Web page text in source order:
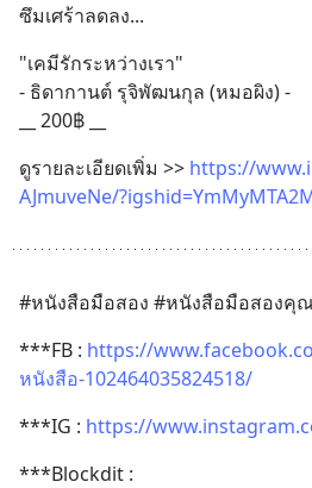
ซึมเศร้าลดลง...
"เคมีรักระหว่างเรา"
- ธิดากานต์ รุจิพัฒนกุล (หมอผิง) -
__ 200฿ __
ดูรายละเอียดเพิ่ม >> https://
AJmuveNe/
#หนังสือมือสอง #หนังสือมือสองคุ
***FB : https://
หนังสือ-102464035824518/
***IG : https://